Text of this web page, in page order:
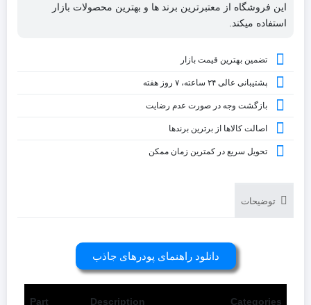
این فروشگاه از معتبرترین برند ها و بهترین محصولات بازار
استفاده میکند.
تضمین بهترین قیمت بازار
پشتیبانی عالی ۲۴ ساعته، ۷ روز هفته
بازگشت وجه در صورت عدم رضایت
اصالت کالاها از برترین برندها
تحویل سریع در کمترین زمان ممکن
توضیحات
دانلود راهنمای پودرهای جاذب
Categories
Description
Part